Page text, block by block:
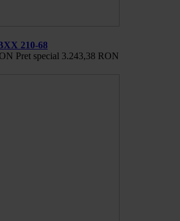
210-68
Pret special 3.243,38 RON